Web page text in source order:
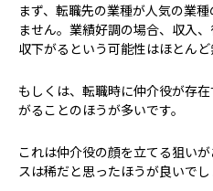
まず、転職先の業種が人気の業
ません。業績好調の場合、収入
収下がるという可能性はほとんど
もしくは、転職時に仲介役が存
がることのほうが多いです。
これは仲介役の顔を立てる狙い
スは稀だと思ったほうが良いでし